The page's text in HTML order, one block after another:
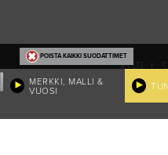
POISTA KAIKKI SUODATTIMET
MERKKI, MALLI &
VUOSI
KOTI |